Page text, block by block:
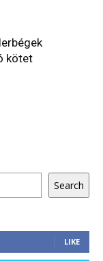
kötet
Search
LIKE